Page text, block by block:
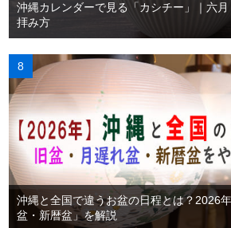
沖縄カレンダーで見る「カシチー」｜六
拝み方
沖縄と全国で違うお盆の日程とは？2026
盆・新暦盆」を解説